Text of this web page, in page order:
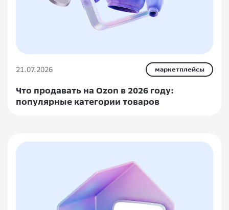
21.07.2026 маркетплейсы
Что продавать на Ozon в 2026 году:
популярные категории товаров